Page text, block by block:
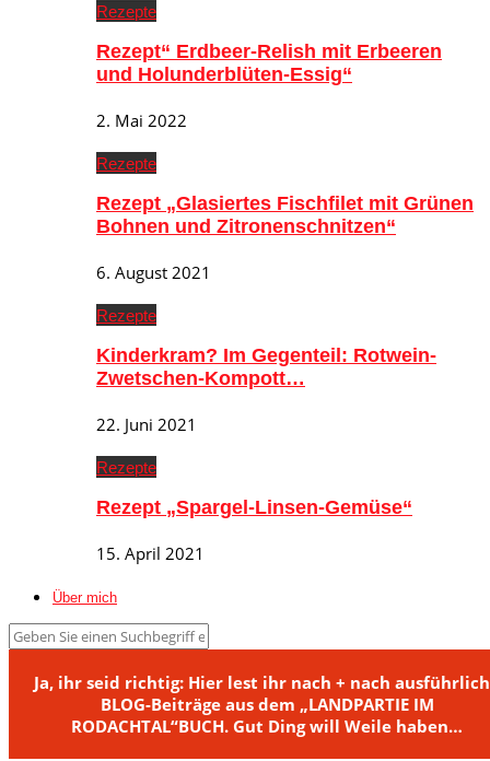
Rezepte
Rezept“ Erdbeer-Relish mit Erbeeren
und Holunderblüten-Essig“
2. Mai 2022
Rezepte
Rezept „Glasiertes Fischfilet mit Grünen
Bohnen und Zitronenschnitzen“
6. August 2021
Rezepte
Kinderkram? Im Gegenteil: Rotwein-
Zwetschen-Kompott…
22. Juni 2021
Rezepte
Rezept „Spargel-Linsen-Gemüse“
15. April 2021
Über mich
Ja, ihr seid richtig: Hier lest ihr nach + nach
BLOG-Beiträge aus dem „LANDPARTIE IM
RODACHTAL“BUCH. Gut Ding will Weile haben…